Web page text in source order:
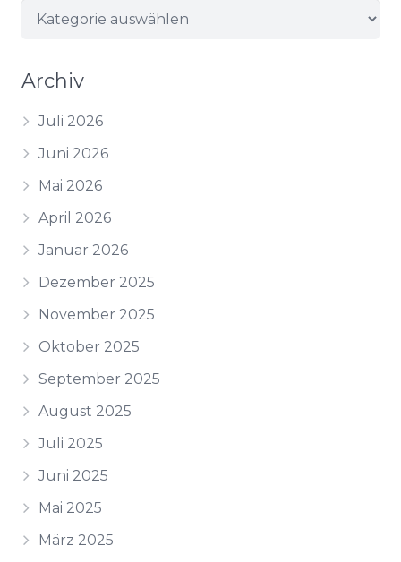
Kategorien
Archiv
Juli 2026
Juni 2026
Mai 2026
April 2026
Januar 2026
Dezember 2025
November 2025
Oktober 2025
September 2025
August 2025
Juli 2025
Juni 2025
Mai 2025
März 2025